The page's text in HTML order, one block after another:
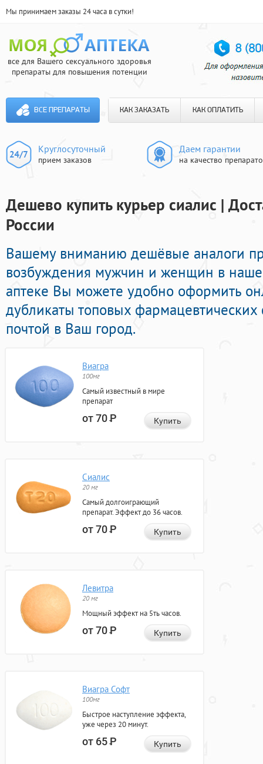
Мы принимаем заказы 24 часа в сутки!
все для Вашего сексуального здоровья
препараты для повышения потенции
ВСЕ ПРЕПАРАТЫ КАК ЗАКАЗАТЬ КАК ОПЛАТИТЬ
Круглосуточный
прием заказов
Даем гарантии
на качество
Дешево купить курьер сиалис |
России
Вашему вниманию дешёвые аналоги
возбуждения мужчин и женщин в
аптеке Вы можете удобно оформить
дубликаты топовых
почтой в Ваш город.
Виагра
100мг
Самый известный в мире
препарат
от 70Р Купить
Сиалис
20 мг
Самый долгоиграющий
препарат. Эффект до 36 часов.
от 70Р Купить
Левитра
20 мг
Мощный эффект на 5ть часов.
от 70Р Купить
Виагра Софт
100мг
Быстрое наступление эффекта,
уже через 20 минут.
от 65Р Купить